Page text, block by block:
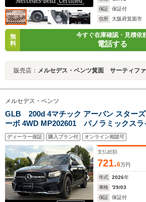
保証
保証付
住所
大阪府箕面市
無
料
今すぐ在庫確認・見積依
電話する
販売店： メルセデス・ベンツ箕面 サーティフ
メルセデス・ベンツ
GLB 200d 4マチック アーバン スターズ
ーボ 4WD MP202601 パノラミックスラ
フ 本革レッドペッパー ブラック
ディーラー保証 購入プラン付 オンライン相談可
支払総額
721.6万円
年式 2026年
車検
'29/03
保証
保証付